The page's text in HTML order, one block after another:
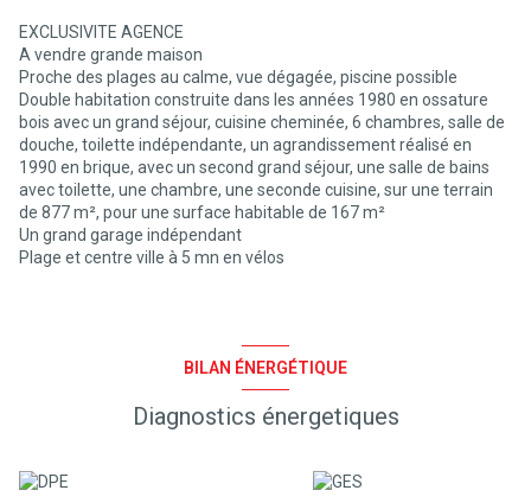
EXCLUSIVITE AGENCE
A vendre grande maison
Proche des plages au calme, vue dégagée, piscine possible
Double habitation construite dans les années 1980 en ossature
bois avec un grand séjour, cuisine cheminée, 6 chambres, salle de
douche, toilette indépendante, un agrandissement réalisé en
1990 en brique, avec un second grand séjour, une salle de bains
avec toilette, une chambre, une seconde cuisine, sur une terrain
de 877 m², pour une surface habitable de 167 m²
Un grand garage indépendant
Plage et centre ville à 5 mn en vélos
BILAN ÉNERGÉTIQUE
Diagnostics énergetiques